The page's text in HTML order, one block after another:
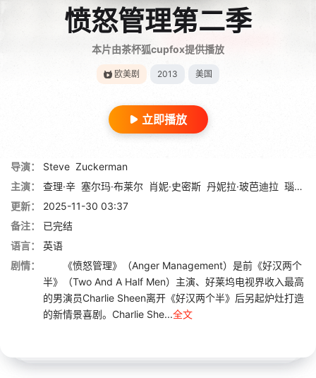
愤怒管理第二季
本片由茶杯狐cupfox提供播放
欧美剧 2013 美国
立即播放
导演： Steve Zuckerman
主演：
查理·辛 塞尔玛·布莱尔 肖妮·史密斯 丹妮拉·玻芭迪拉 瑙伦·德沃芙
更新：
2025-11-30 03:37
备注：
已完结
语言：
英语
剧情：
《愤怒管理》（Anger Management）是前《好汉两个
半》（Two And A Half Men）主演、好莱坞电视界收入最高
的男演员Charlie Sheen离开《好汉两个半》后另起炉灶打造
的新情景喜剧。Charlie She...全文